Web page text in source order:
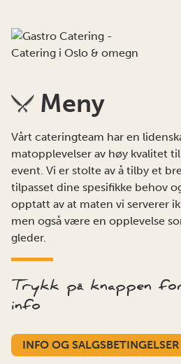
Meny
Vårt cateringteam har en
matopplevelser av høy kvalitet
event. Vi er stolte av å tilby et
tilpasset dine spesifikke behov
opptatt av at maten vi serverer
men også være en opplevelse
gleder.
Trykk på knappen
info
INFO OG SALGSBETINGELSER